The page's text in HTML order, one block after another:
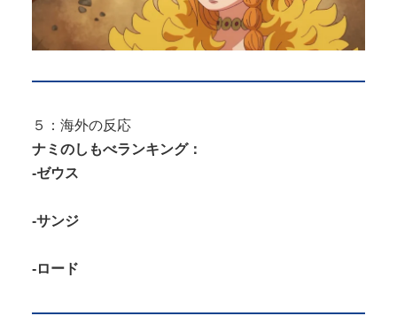
５：海外の反応
ナミのしもべランキング：
-ゼウス
-サンジ
-ロード